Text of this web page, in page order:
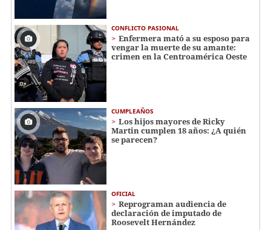
CONFLICTO PASIONAL
Enfermera mató a su esposo para
vengar la muerte de su amante:
crimen en la Centroamérica Oeste
CUMPLEAÑOS
Los hijos mayores de Ricky
Martin cumplen 18 años: ¿A quién
se parecen?
OFICIAL
Reprograman audiencia de
declaración de imputado de
Roosevelt Hernández